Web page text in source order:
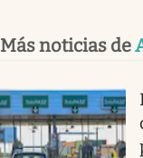
Más noticias de